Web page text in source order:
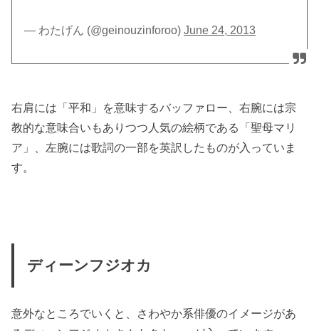
— わたげん (@geinouzinforoo)June 24, 2013
右肩には「平和」を意味するバッファロー、右腕には宗
教的な意味合いもありつつ人気の絵柄である「聖母マリ
ア」、左腕には歌詞の一部を英訳したものが入っていま
す。
ディーンフジオカ
意外なところでいくと、さわやか系俳優のイメージがあ